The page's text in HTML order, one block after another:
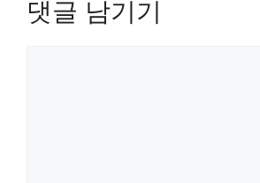
댓글 남기기